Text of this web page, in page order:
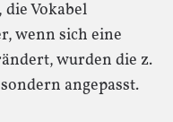
Vokabel
wenn sich eine
wurden die z.
angepasst.